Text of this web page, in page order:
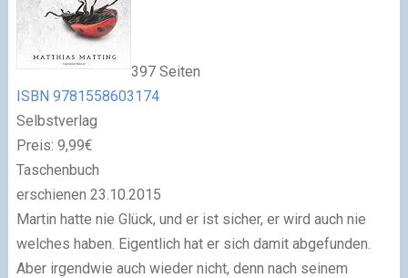
397 Seiten
ISBN 9781558603174
Selbstverlag
Preis: 9,99€
Taschenbuch
erschienen 23.10.2015
Martin hatte nie Glück, und er ist sicher, er wird auch nie
welches haben. Eigentlich hat er sich damit abgefunden.
Aber irgendwie auch wieder nicht, denn nach seinem